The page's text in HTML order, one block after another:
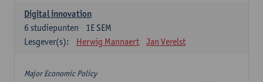
Digital innovation
1E SEM
6 studiepunten
Lesgever(s):
Herwig Mannaert Jan Verelst
Major Economic Policy